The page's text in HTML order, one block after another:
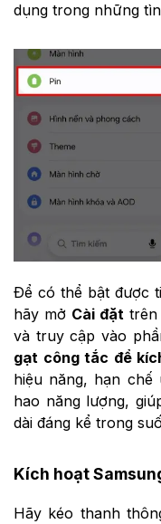
dụng trong những
Để có thể bật được
hãy mở Cài đặt trên
và truy cập vào
gạt công tắc để
hiệu năng, hạn chế
hao năng lượng,
dài đáng kể trong
Kích hoạt
Hãy kéo thanh